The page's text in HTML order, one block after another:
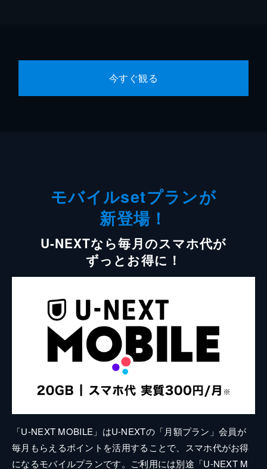
今すぐ観る
モバイルsetプランが
新登場！
U-NEXTなら毎月のスマホ代が
ずっとお得に！
「U-NEXT MOBILE」はU-NEXTの「月額プラン」会員が
毎月もらえるポイントを活用することで、スマホ代がお得
になるモバイルプランです。ご利用には別途「U-NEXT M